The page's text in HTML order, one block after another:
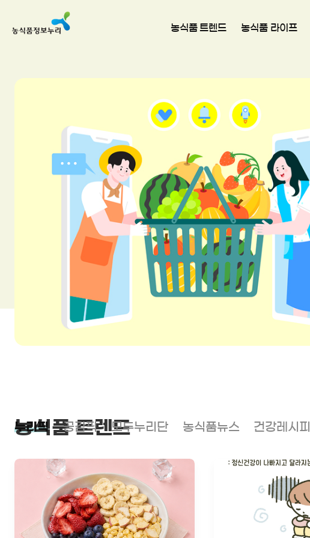
농식품 트렌드 농식품 라이프
대로 받아보는 방법
소를 중심으로 구성된 '제철 농산물 꾸러
농식품 트렌드
누리픽 공감픽 모두누리단 농식품뉴스 건강레시피